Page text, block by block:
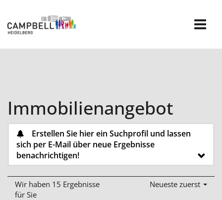
content
Immobilienangebot
Erstellen Sie hier ein Suchprofil und lassen
sich per E-Mail über neue Ergebnisse
benachrichtigen!
Wir haben 15 Ergebnisse
für Sie
Neueste zuerst